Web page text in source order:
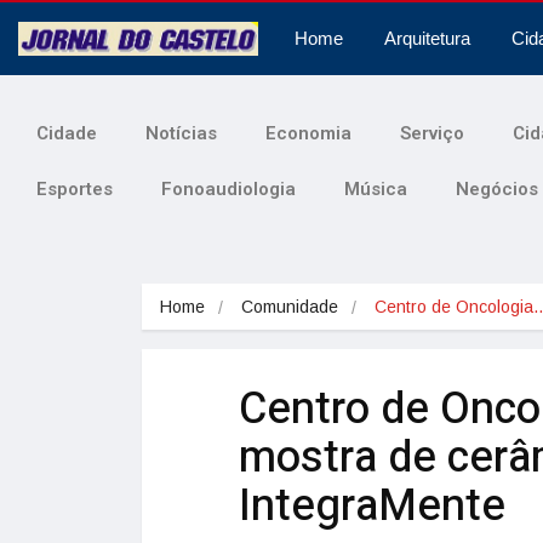
Home Arquitetura
Cidade Notícias Economia Serviço
Esportes Fonoaudiologia Música Negócios
Home Comunidade Centro de
Centro de
mostra de
IntegraMente